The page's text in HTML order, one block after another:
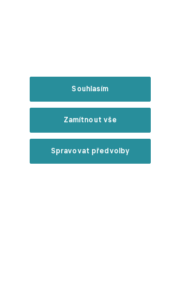
Souhlasím
Zamítnout vše
Spravovat předvolby